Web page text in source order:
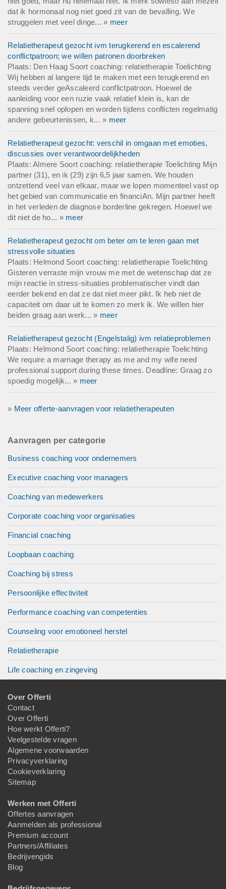
dat ik hormonaal nog niet goed zit van de bevalling. We
struggelen met veel dinge... » meer
Relatietherapeut gezocht ivm terugkerend en escalerend
conflictpatroon; we willen patronen doorbreken
Plaats: Den Haag Soort coaching: relatietherapie Toelichting
Wij hebben al langere tijd te maken met een terugkerend en
steeds verder geAscaleerd conflictpatroon. Hoewel de
aanleiding voor een ruzie vaak relatief klein is, kan de
spanning snel oplopen en worden tijdens conflicten regelmatig
andere gebeurtenissen, k... » meer
Relatietherapeut gezocht: verschil in omgaan met emoties,
discussies over verantwoordelijkheden
Plaats: Almere Soort coaching: relatietherapie Toelichting Mijn
partner (31), en ik (29) zijn 6,5 jaar samen. We houden
ontzettend veel van elkaar, maar we lopen momenteel vast op
het gebied van communicatie en financiAn. Mijn partner heeft
in het verleden de diagnose borderline gekregen. Hoewel we
dit niet de ho... » meer
Relatietherapeut gezocht om beter om te leren gaan met
stressvolle situaties
Plaats: Helmond Soort coaching: relatietherapie Toelichting
Gisteren verraste mijn vrouw me met de wetenschap dat ze
mijn reactie in stress-situaties problematischer vindt dan
eerder bekend en dat ze dat niet meer pikt. Ik heb niet de
capaciteit om daar uit te komen zo merk ik. We willen hier
beiden graag aan werk... » meer
Relatietherapeut gezocht (Engelstalig) ivm relatieproblemen
Plaats: Helmond Soort coaching: relatietherapie Toelichting
We require a marriage therapy as me and my wife need
professional support during these times. Deadline: Graag zo
spoedig mogelijk... » meer
» Meer offerte-aanvragen voor relatietherapeuten
Aanvragen per categorie
Business coaching voor ondernemers
Executive coaching voor managers
Coaching van medewerkers
Corporate coaching voor organisaties
Financial coaching
Loopbaan coaching
Coaching bij stress
Persoonlijke effectiviteit
Performance coaching van competenties
Counseling voor emotioneel herstel
Relatietherapie
Life coaching en zingeving
Over Offerti
Contact
Over Offerti
Hoe werkt Offerti?
Veelgestelde vragen
Algemene voorwaarden
Privacyverklaring
Cookieverklaring
Sitemap
Werken met Offerti
Offertes aanvragen
Aanmelden als professional
Premium account
Partners/Affiliates
Bedrijvengids
Blog